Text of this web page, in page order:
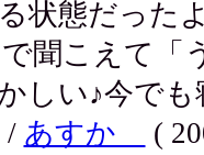
状態だった
聞こえて「
しい♪今で
/ あすか (